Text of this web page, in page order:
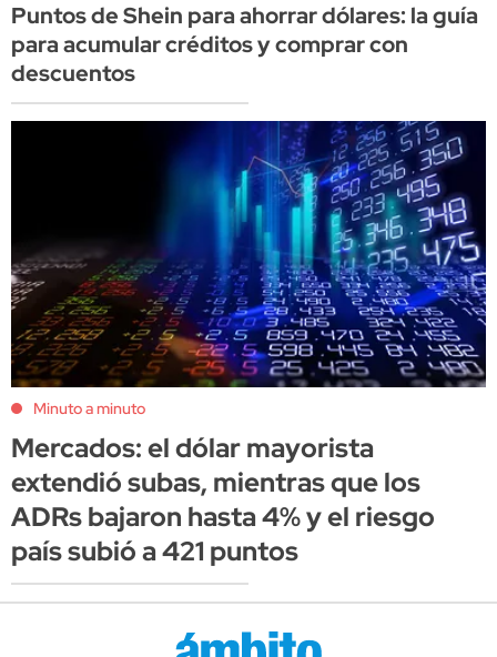
Puntos de Shein para ahorrar dólares: la guía
para acumular créditos y comprar con
descuentos
Minuto a minuto
Mercados: el dólar mayorista
extendió subas, mientras que los
ADRs bajaron hasta 4% y el riesgo
país subió a 421 puntos